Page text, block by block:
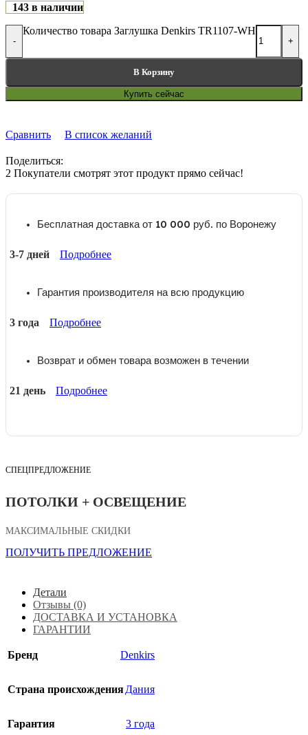
143 в наличии
-
Количество товара Заглушка Denkirs TR1107-WH
+
В Корзину
Купить сейчас
Сравнить В список желаний
Поделиться:
2 Покупатели смотрят этот продукт прямо сейчас!
Бесплатная доставка от 10 000 руб. по Воронежу
3-7 дней Подробнее
Гарантия производителя на всю продукцию
3 года Подробнее
Возврат и обмен товара возможен в течении
21 день Подробнее
СПЕЦПРЕДЛОЖЕНИЕ
ПОТОЛКИ + ОСВЕЩЕНИЕ
МАКСИМАЛЬНЫЕ СКИДКИ
ПОЛУЧИТЬ ПРЕДЛОЖЕНИЕ
Детали
Отзывы (0)
ДОСТАВКА И УСТАНОВКА
ГАРАНТИИ
Бренд Denkirs
Страна происхожденияДания
Гарантия 3 года